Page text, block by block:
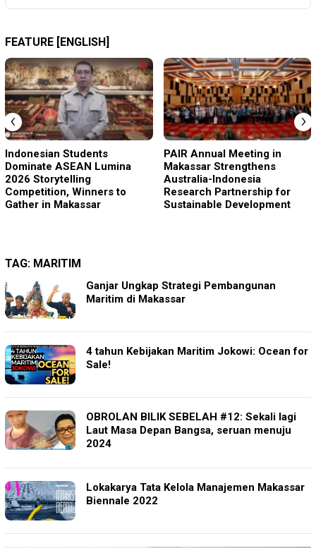
FEATURE [ENGLISH]
Indonesian Students
Dominate ASEAN Lumina
2026 Storytelling
Competition, Winners to
Gather in Makassar
PAIR Annual Meeting in
Makassar Strengthens
Australia-Indonesia
Research Partnership for
Sustainable Development
‹ ›
TAG: MARITIM
Ganjar Ungkap Strategi Pembangunan
Maritim di Makassar
4 tahun Kebijakan Maritim Jokowi: Ocean for
Sale!
OBROLAN BILIK SEBELAH #12: Sekali lagi
Laut Masa Depan Bangsa, seruan menuju
2024
Lokakarya Tata Kelola Manajemen Makassar
Biennale 2022